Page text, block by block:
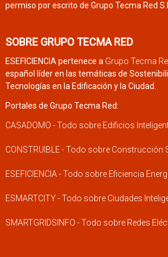
permiso por escrito de Grupo Tecma Red
SOBRE GRUPO TECMA RED
ESEFICIENCIA pertenece a Grupo Tecma
español líder en las temáticas de
Tecnologías en la Edificación y la Ciudad.
Portales de Grupo Tecma Red:
CASADOMO - Todo sobre Edificios
CONSTRUIBLE - Todo sobre Construcción
ESEFICIENCIA - Todo sobre Eficiencia
ESMARTCITY - Todo sobre Ciudades
SMARTGRIDSINFO - Todo sobre Redes